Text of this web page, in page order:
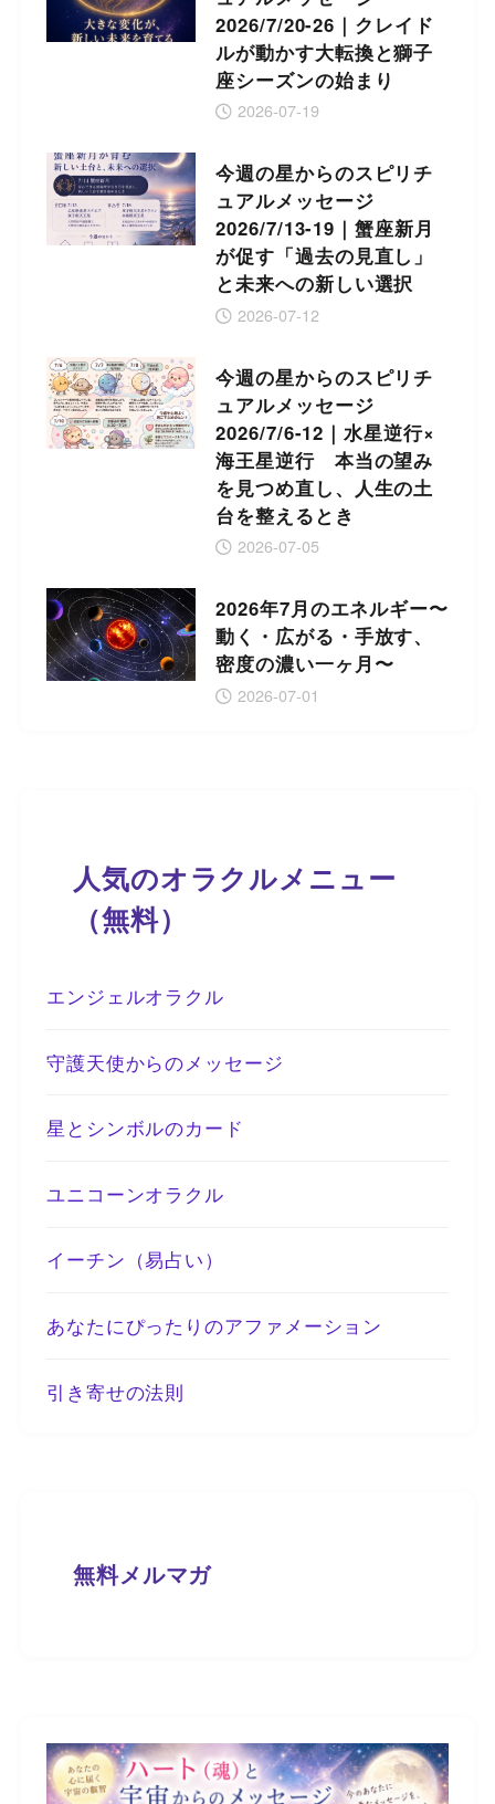
2026/7/20-26｜クレイド
ルが動かす大転換と獅子
座シーズンの始まり
2026-07-19
今週の星からのスピリチ
ュアルメッセージ
2026/7/13-19｜蟹座新月
が促す「過去の見直し」
と未来への新しい選択
2026-07-12
今週の星からのスピリチ
ュアルメッセージ
2026/7/6-12｜水星逆行×
海王星逆行 本当の望み
を見つめ直し、人生の土
台を整えるとき
2026-07-05
2026年7月のエネルギー〜
動く・広がる・手放す、
密度の濃い一ヶ月〜
2026-07-01
人気のオラクルメニュー
（無料）
エンジェルオラクル
守護天使からのメッセージ
星とシンボルのカード
ユニコーンオラクル
イーチン（易占い）
あなたにぴったりのアファメーション
引き寄せの法則
無料メルマガ